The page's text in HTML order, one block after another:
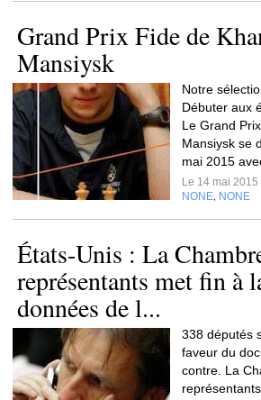
Grand Prix Fide de
Mansiysk
Notre
Débuter aux
Le Grand
Mansiysk se
mai 2015
Le 14 mai 2015
NONE NONE
États-Unis : La
représentants met fin à
données de l...
338 députés
faveur du
contre. La